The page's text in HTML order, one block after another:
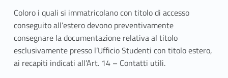
Coloro i quali si immatricolano con titolo di accesso
conseguito all’estero devono preventivamente
consegnare la documentazione relativa al titolo
esclusivamente presso l’Ufficio Studenti con titolo estero,
ai recapiti indicati all’Art. 14 – Contatti utili.